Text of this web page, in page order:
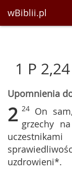
wBiblii.pl
1 P 2,24
Upomnienia
2 24 On
grzechy
uzdrowieni*.